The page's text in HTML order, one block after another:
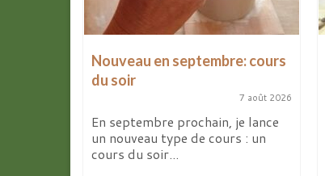
Nouveau en septembre: cours
du soir
7 août 2026
En septembre prochain, je lance
un nouveau type de cours : un
cours du soir...